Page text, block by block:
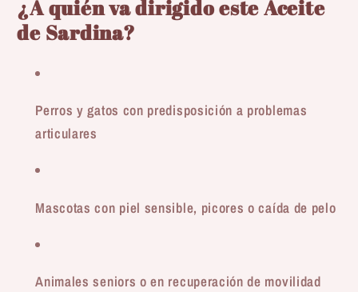
¿A quién va dirigido este Aceite
de Sardina?
Perros y gatos con predisposición a problemas
articulares
Mascotas con piel sensible, picores o caída de pelo
Animales seniors o en recuperación de movilidad